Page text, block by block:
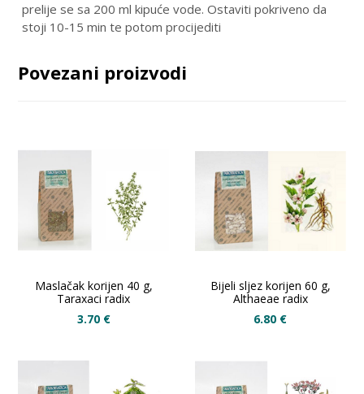
prelije se sa 200 ml kipuće vode. Ostaviti pokriveno da
stoji 10-15 min te potom procijediti
Povezani proizvodi
Maslačak korijen 40 g,
Taraxaci radix
3.70 €
Bijeli sljez korijen 60 g,
Althaeae radix
6.80 €